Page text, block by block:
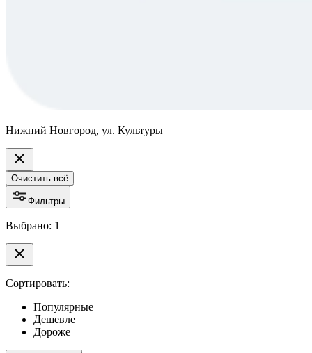
Нижний Новгород, ул. Культуры
Очистить всё
Фильтры
Выбрано: 1
Сортировать:
Популярные
Дешевле
Дороже